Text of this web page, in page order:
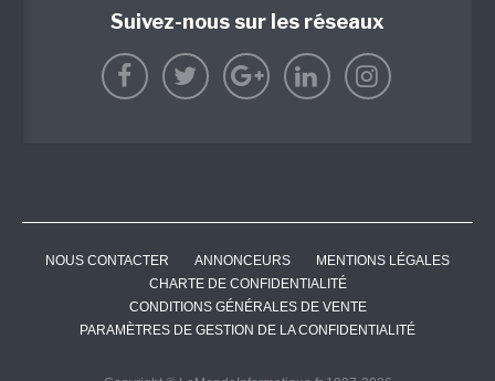
Suivez-nous sur les réseaux
NOUS CONTACTER ANNONCEURS
MENTIONS LÉGALES
CHARTE DE CONFIDENTIALITÉ
CONDITIONS GÉNÉRALES DE VENTE
PARAMÈTRES DE GESTION DE LA CONFIDENTIALITÉ